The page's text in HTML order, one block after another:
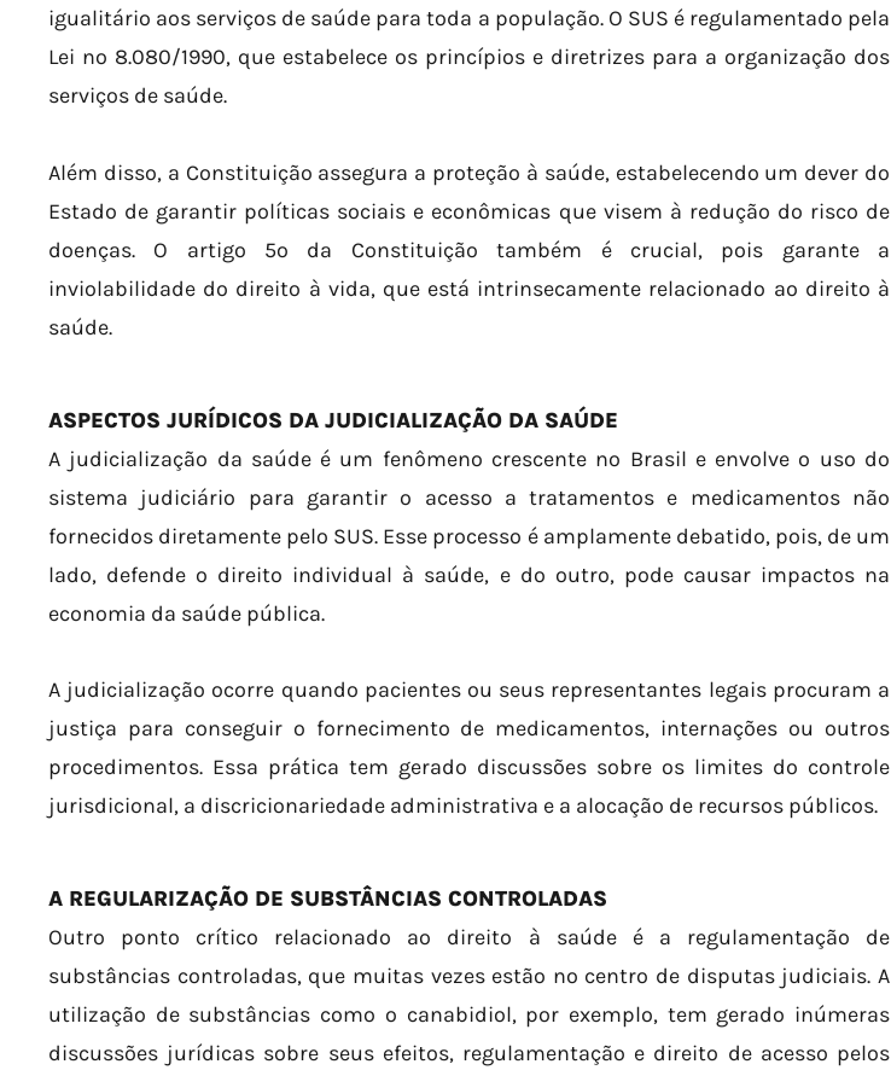
igualitário aos serviços de saúde para toda a população. O SUS é regulamentado pela
Lei nº 8.080/1990, que estabelece os princípios e diretrizes para a organização dos
serviços de saúde.
Além disso, a Constituição assegura a proteção à saúde, estabelecendo um dever do
Estado de garantir políticas sociais e econômicas que visem à redução do risco de
doenças. O artigo 5º da Constituição também é crucial, pois garante a
inviolabilidade do direito à vida, que está intrinsecamente relacionado ao direito à
saúde.
ASPECTOS JURÍDICOS DA JUDICIALIZAÇÃO DA SAÚDE
A judicialização da saúde é um fenômeno crescente no Brasil e envolve o uso do
sistema judiciário para garantir o acesso a tratamentos e medicamentos não
fornecidos diretamente pelo SUS. Esse processo é amplamente debatido, pois, de um
lado, defende o direito individual à saúde, e do outro, pode causar impactos na
economia da saúde pública.
A judicialização ocorre quando pacientes ou seus representantes legais procuram a
justiça para conseguir o fornecimento de medicamentos, internações ou outros
procedimentos. Essa prática tem gerado discussões sobre os limites do controle
jurisdicional, a discricionariedade administrativa e a alocação de recursos públicos.
A REGULARIZAÇÃO DE SUBSTÂNCIAS CONTROLADAS
Outro ponto crítico relacionado ao direito à saúde é a regulamentação de
substâncias controladas, que muitas vezes estão no centro de disputas judiciais. A
utilização de substâncias como o canabidiol, por exemplo, tem gerado inúmeras
discussões jurídicas sobre seus efeitos, regulamentação e direito de acesso pelos